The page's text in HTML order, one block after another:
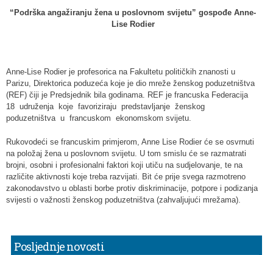
“Podrška angažiranju žena u poslovnom svijetu” gospođe Anne-
Lise Rodier
Anne-Lise Rodier je profesorica na Fakultetu političkih znanosti u
Parizu, Direktorica poduzeća koje je dio mreže ženskog poduzetništva
(REF) čiji je Predsjednik bila godinama. REF je francuska Federacija
18 udruženja koje favoriziraju predstavljanje ženskog
poduzetništva u francuskom ekonomskom svijetu.
Rukovodeći se francuskim primjerom, Anne Lise Rodier će se osvrnuti
na položaj žena u poslovnom svijetu. U tom smislu će se razmatrati
brojni, osobni i profesionalni faktori koji utiču na sudjelovanje, te na
različite aktivnosti koje treba razvijati. Bit će prije svega razmotreno
zakonodavstvo u oblasti borbe protiv diskriminacije, potpore i podizanja
svijesti o važnosti ženskog poduzetništva (zahvaljujući mrežama).
Posljednje novosti